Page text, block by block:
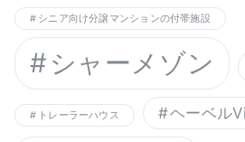
シニア向け分譲マンションの付帯施設
シャーメゾン
トレーラーハウス ヘーベル